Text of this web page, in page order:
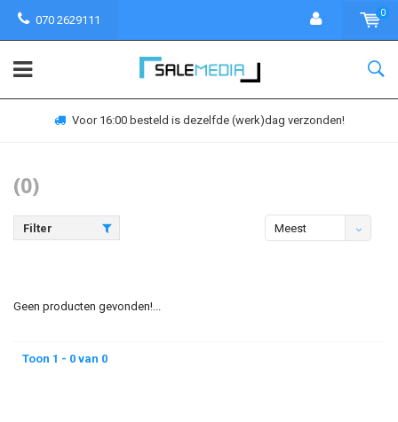
070 2629111
0
Voor 16:00 besteld is dezelfde (werk)dag verzonden!
(0)
Filter
Meest
Geen producten gevonden!...
Toon 1 - 0 van 0